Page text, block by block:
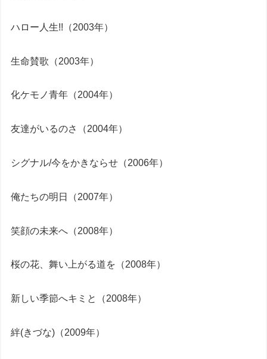
ハロー人生!!（2003年）
生命賛歌（2003年）
化ケモノ青年（2004年）
友達がいるのさ（2004年）
シグナル/今をかきならせ（2006年）
俺たちの明日（2007年）
笑顔の未来へ（2008年）
桜の花、舞い上がる道を（2008年）
新しい季節へキミと（2008年）
絆(きづな)（2009年）